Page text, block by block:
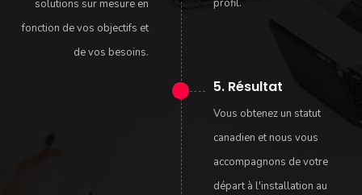
solutions sur mesure en
fonction de vos objectifs et
de vos besoins.
profil.
5. Résultat
Vous obtenez un statut
canadien et nous vous
accompagnons de votre
départ à l'installation au